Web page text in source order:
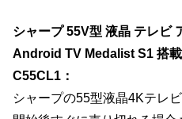
シャープ 55V型 液晶 テレビ
Android TV Medalist S1 搭
C55CL1：
シャープの55型液晶4Kテレ